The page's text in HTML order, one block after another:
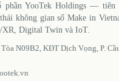
phần YooTek Holdings — tiên
không gian số Make in
XR, Digital Twin và IoT.
N09B2, KĐT Dịch Vọng, P.